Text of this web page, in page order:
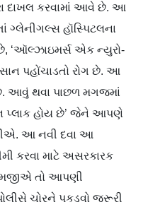
દાખલ કરવામાં આવે છે. આ
ગ્લેનીગલ્સ હૉસ્પિટલના
‘ઑલ્ઝાઇમર્સ એક ન્યુરો-
પહોંચાડતો રોગ છે. આ
થવા પાછળ મગજમાં
પ્લાક હોય છે’ જેને આપણે
આ નવી દવા આ
કરવા માટે અસરકારક
તો આપણી
ચોરને પકડવો જરૂરી